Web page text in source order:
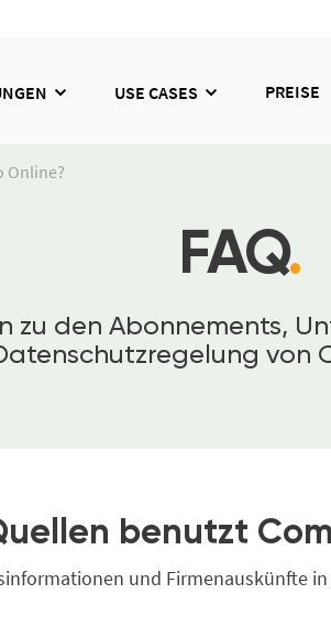
USE CASES PREISE
Online?
FAQ.
zu den Abonnements,
von
benutzt
und Firmenauskünfte